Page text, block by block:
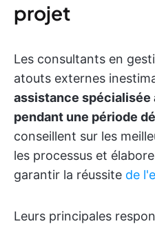
projet
Les consultants en
atouts externes
assistance spécialisée
pendant une période
conseillent sur les
les processus et
garantir la réussite de
Leurs principales